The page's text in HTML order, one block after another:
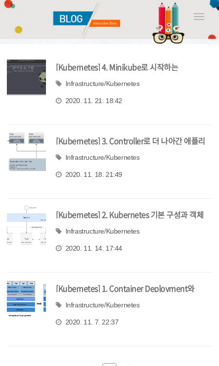
Toggle
[Kubernetes] 4. Minikube로 시작하는
kubernetes
Infrastructure/Kubernetes
2020. 11. 21. 18:42
[Kubernetes] 3. Controller로 더 나아간 애플리
케이션 배포
Infrastructure/Kubernetes
2020. 11. 18. 21:49
[Kubernetes] 2. Kubernetes 기본 구성과 객체
(object)Infrastructure/Kubernetes
2020. 11. 14. 17:44
[Kubernetes] 1. Container Deployment와
Kubernetes
Infrastructure/Kubernetes
2020. 11. 7. 22:37